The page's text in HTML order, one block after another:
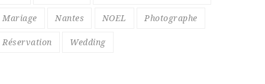
Mariage Nantes NOEL Photographe
Réservation Wedding